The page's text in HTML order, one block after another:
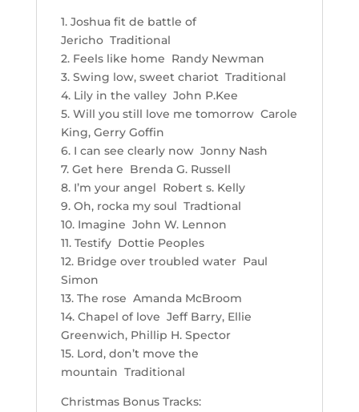
1. Joshua fit de battle of
Jericho Traditional
2. Feels like home Randy Newman
3. Swing low, sweet chariot Traditional
4. Lily in the valley John P.Kee
5. Will you still love me tomorrow Carole
King, Gerry Goffin
6. I can see clearly now Jonny Nash
7. Get here Brenda G. Russell
8. I’m your angel Robert s. Kelly
9. Oh, rocka my soul Tradtional
10. Imagine John W. Lennon
11. Testify Dottie Peoples
12. Bridge over troubled water Paul
Simon
13. The rose Amanda McBroom
14. Chapel of love Jeff Barry, Ellie
Greenwich, Phillip H. Spector
15. Lord, don’t move the
mountain Traditional
Christmas Bonus Tracks: